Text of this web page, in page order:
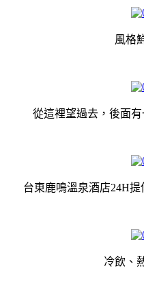
風格
從這裡望過去，後面
台東鹿鳴溫泉酒店24H
冷飲、